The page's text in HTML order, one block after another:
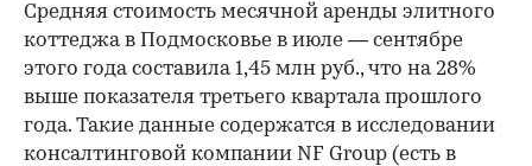
Средняя стоимость месячной аренды элитного
коттеджа в Подмосковье в июле — сентябре
этого года составила 1,45 млн руб., что на 28%
выше показателя третьего квартала прошлого
года. Такие данные содержатся в исследовании
консалтинговой компании NF Group (есть в